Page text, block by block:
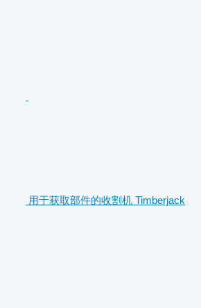
用于获取部件的收割机 Timberjack